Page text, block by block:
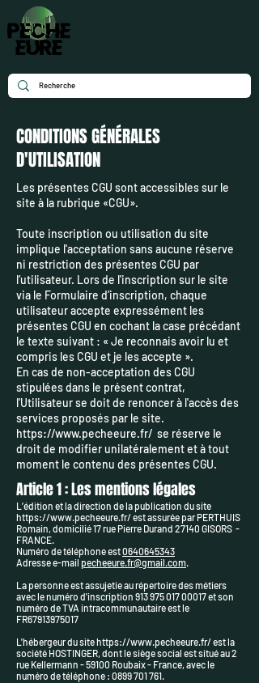
CONDITIONS GÉNÉRALES
D'UTILISATION
Les présentes CGU sont accessibles sur le
site à la rubrique «CGU».
Toute inscription ou utilisation du site
implique l'acceptation sans aucune réserve
ni restriction des présentes CGU par
l’utilisateur. Lors de l'inscription sur le site
via le Formulaire d’inscription, chaque
utilisateur accepte expressément les
présentes CGU en cochant la case précédant
le texte suivant : « Je reconnais avoir lu et
compris les CGU et je les accepte ».
En cas de non-acceptation des CGU
stipulées dans le présent contrat,
l'Utilisateur se doit de renoncer à l'accès des
services proposés par le site.
https://www.pecheeure.fr/ se réserve le
droit de modifier unilatéralement et à tout
moment le contenu des présentes CGU.
Article 1 : Les mentions légales
L’édition et la direction de la publication du site
https://www.pecheeure.fr/est assurée par PERTHUIS
Romain, domicilié 17 rue Pierre Durand 27140 GISORS -
FRANCE.
Numéro de téléphone est0640645343
Adresse e-mail pecheeure.fr@gmail.com.
La personne est assujetie au répertoire des métiers
avec le numéro d'inscription 913 975 017 00017et son
numéro de TVA intracommunautaire est le
FR67913975017
L'hébergeur du sitehttps://www.pecheeure.fr/est la
société HOSTINGER, dont le siège social est situé au 2
rue Kellermann - 59100 Roubaix - France, avec le
numéro de téléphone : 0899 701 761.